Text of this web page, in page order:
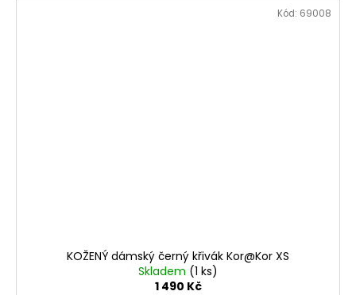
KOŽENÝ dámský černý křivák Kor@Kor XS
Skladem (1 ks)
1 490 Kč
Kód: 69008